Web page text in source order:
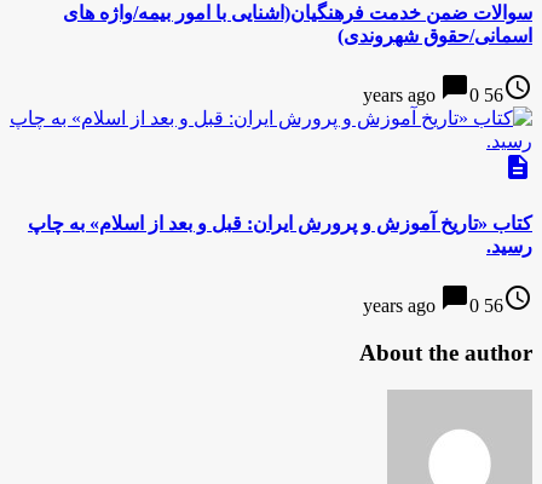
سوالات ضمن خدمت فرهنگیان(اشنایی با امور بیمه/واژه های
اسمانی/حقوق شهروندی)
access_time
56 years ago
chat_bubble0
description
کتاب «تاریخ آموزش و پرورش ایران: قبل و بعد از اسلام» به چاپ
رسید.
access_time
56 years ago
chat_bubble0
About the author